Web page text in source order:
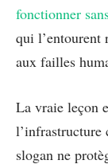
fonctionner
qui l’entourent
aux failles
La vraie leçon
l’infrastructure
slogan ne